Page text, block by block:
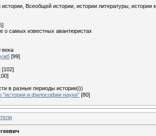
Всеобщей истории, истории литературы, истории
о самых известных авантюристах
[99]
[102]
в разные периоды истории)))
"истории и философии науки" [80]